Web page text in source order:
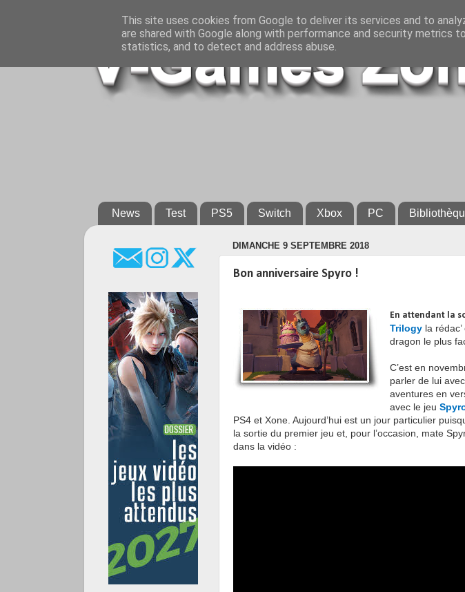
News Test PS5 Switch Xbox PC
DIMANCHE 9 SEPTEMBRE 2018
Bon anniversaire Spyro !
En attendant la
Trilogyla rédac’
dragon le plus
C’est en
parler de lui
aventures en
avec le jeu
PS4 et Xone. Aujourd’hui est un jour particulier
la sortie du premier jeu et, pour l’occasion, mate
dans la vidéo :
This site uses cookies from Google to deliver its services and to
are shared with Google along with performance and security metrics
statistics, and to detect and address abuse.